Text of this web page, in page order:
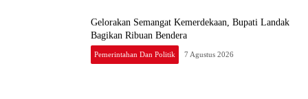
Gelorakan Semangat Kemerdekaan, Bupati Landak
Bagikan Ribuan Bendera
Pemerintahan Dan Politik 7 Agustus 2026